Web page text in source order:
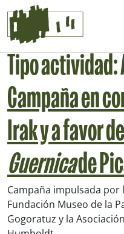
Saltar al contingut
Navegación
Tipo actividad:
Campaña en
Irak y a favor
Guernicade
Campaña impulsada por
Fundación Museo de la
Gogoratuz y la